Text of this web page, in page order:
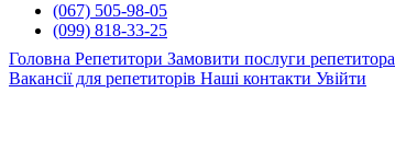
(067) 505-98-05
(099) 818-33-25
Головна Репетитори Замовити послуги репетитора
Вакансії для репетиторів Наші контакти Увійти